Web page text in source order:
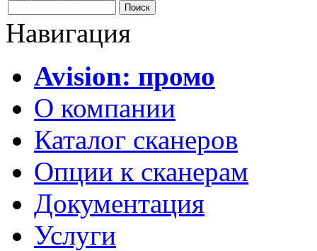
Навигация
Avision: промо
О компании
Каталог сканеров
Опции к сканерам
Документация
Услуги